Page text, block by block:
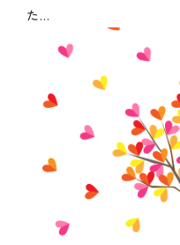
た...